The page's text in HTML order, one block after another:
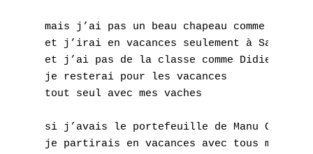
mais j’ai pas un beau chapeau comme Manu
et j’irai en vacances seulement à Saint Lô
et j’ai pas de la classe comme Didier
je resterai pour les vacances
tout seul avec mes vaches
si j’avais le portefeuille de Manu Chao
je partirais en vacances avec tous mes
U
V
X